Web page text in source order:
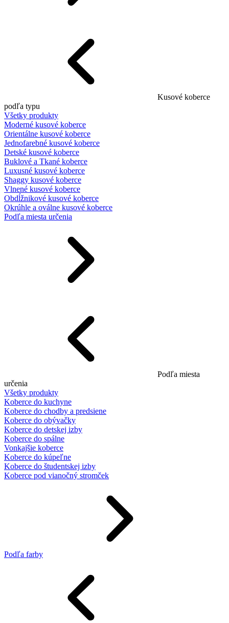
Kusové koberce
podľa typu
Všetky produkty
Moderné kusové koberce
Orientálne kusové koberce
Jednofarebné kusové koberce
Detské kusové koberce
Buklové a Tkané koberce
Luxusné kusové koberce
Shaggy kusové koberce
Vlnené kusové koberce
Obdĺžnikové kusové koberce
Okrúhle a oválne kusové koberce
Podľa miesta určenia
Podľa miesta
určenia
Všetky produkty
Koberce do kuchyne
Koberce do chodby a predsiene
Koberce do obývačky
Koberce do detskej izby
Koberce do spálne
Vonkajšie koberce
Koberce do kúpeľne
Koberce do študentskej izby
Koberce pod vianočný stromček
Podľa farby